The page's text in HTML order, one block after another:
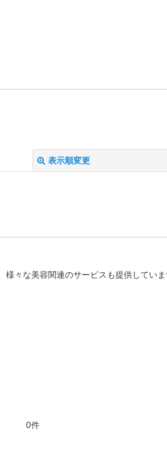
表示順変更
々な美容関連のサービスも提供してい
0件